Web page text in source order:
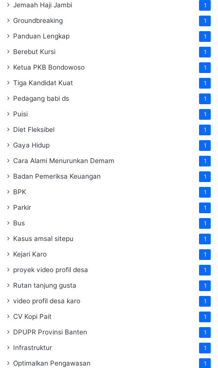
Jemaah Haji Jambi 1
Groundbreaking 1
Panduan Lengkap 1
Berebut Kursi 1
Ketua PKB Bondowoso 1
Tiga Kandidat Kuat 1
Pedagang babi ds 1
Puisi 1
Diet Fleksibel 1
Gaya Hidup 1
Cara Alami Menurunkan Demam 1
Badan Pemeriksa Keuangan 1
BPK 1
Parkir 1
Bus 1
Kasus amsal sitepu 1
Kejari Karo 1
proyek video profil desa 1
Rutan tanjung gusta 1
video profil desa karo 1
CV Kopi Pait 1
DPUPR Provinsi Banten 1
Infrastruktur 1
Optimalkan Pengawasan 1